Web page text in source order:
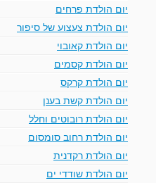
יום הולדת פרחים
יום הולדת צעצוע של סיפור
יום הולדת קאובוי
יום הולדת קסמים
יום הולדת קרקס
יום הולדת קשת בענן
יום הולדת רובוטים וחלל
יום הולדת רחוב סומסום
יום הולדת רקדנית
יום הולדת שודדי ים